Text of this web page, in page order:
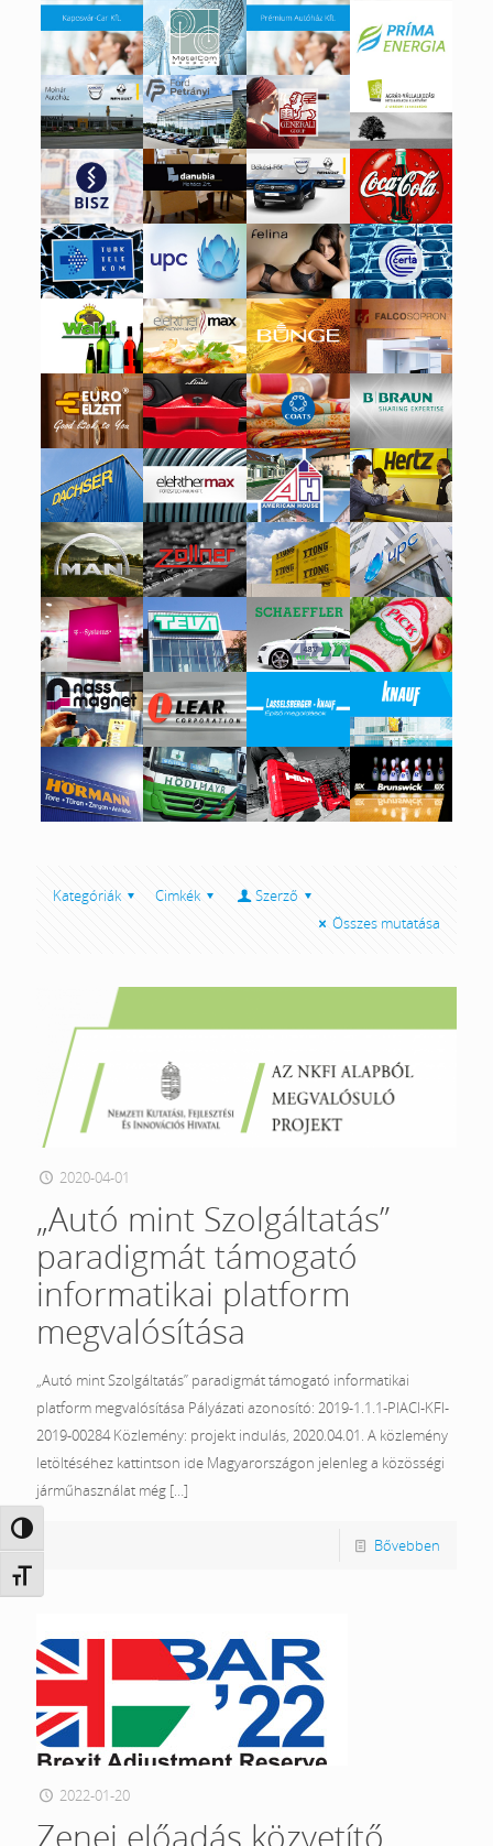
Nagy kontraszt váltása
Betűméret váltása
Kategóriák Cimkék
Szerző
Összes mutatása
2020-04-01
„Autó mint Szolgáltatás”
paradigmát támogató
informatikai platform
megvalósítása
„Autó mint Szolgáltatás” paradigmát támogató informatikai
platform megvalósítása Pályázati azonosító: 2019-1.1.1-PIACI-KFI-
2019-00284 Közlemény: projekt indulás, 2020.04.01. A közlemény
letöltéséhez kattintson ide Magyarországon jelenleg a közösségi
járműhasználat még […]
Bővebben
2022-01-20